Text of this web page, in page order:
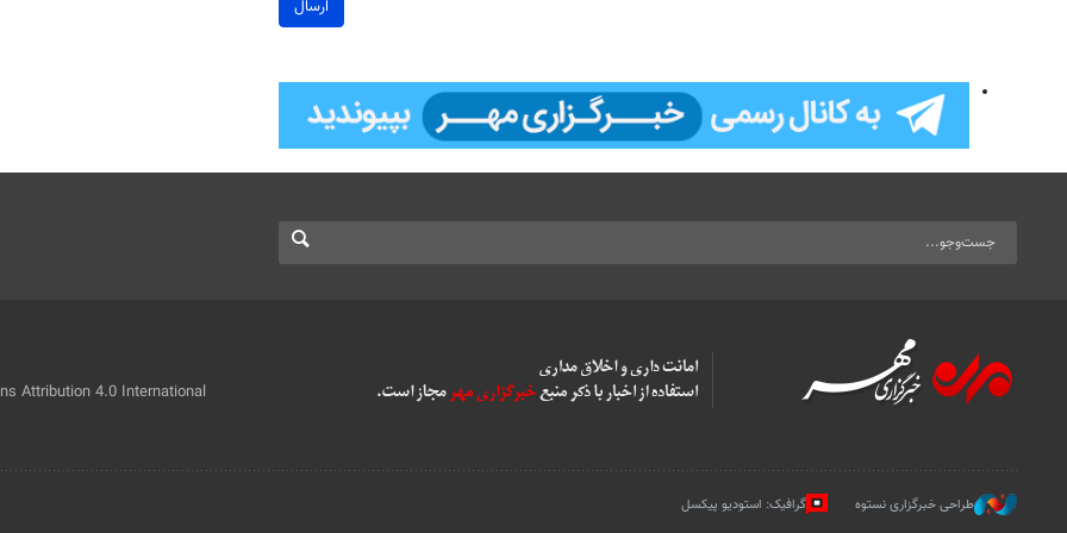
ارسال
Attribution 4.0 International
طراحی خبرگزاری نستوه گرافیک: استودیو پیکسل